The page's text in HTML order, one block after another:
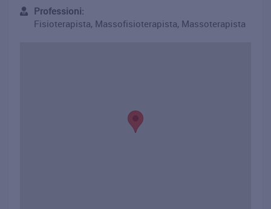
Professioni:
Fisioterapista, Massofisioterapista, Massoterapista